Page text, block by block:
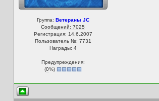
Группа: Ветераны JC
Сообщений: 7025
Регистрация: 14.6.2007
Пользователь №: 7731
Награды: 4
Предупреждения:
(0%)